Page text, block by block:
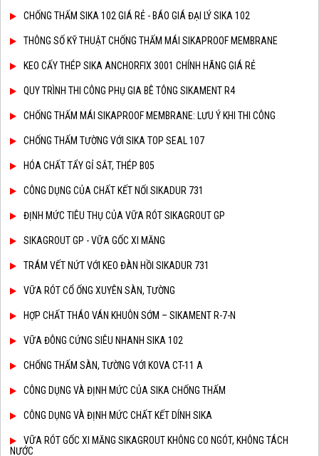
CHỐNG THẤM SIKA 102 GIÁ RẺ - BÁO GIÁ ĐẠI LÝ SIKA 102
THÔNG SỐ KỸ THUẬT CHỐNG THẤM MÁI SIKAPROOF MEMBRANE
KEO CẤY THÉP SIKA ANCHORFIX 3001 CHÍNH HÃNG GIÁ RẺ
QUY TRÌNH THI CÔNG PHỤ GIA BÊ TÔNG SIKAMENT R4
CHỐNG THẤM MÁI SIKAPROOF MEMBRANE: LƯU Ý KHI THI CÔNG
CHỐNG THẤM TƯỜNG VỚI SIKA TOP SEAL 107
HÓA CHẤT TẨY GỈ SẮT, THÉP B05
CÔNG DỤNG CỦA CHẤT KẾT NỐI SIKADUR 731
ĐỊNH MỨC TIÊU THỤ CỦA VỮA RÓT SIKAGROUT GP
SIKAGROUT GP - VỮA GỐC XI MĂNG
TRÁM VẾT NỨT VỚI KEO ĐÀN HỒI SIKADUR 731
VỮA RÓT CỔ ỐNG XUYÊN SÀN, TƯỜNG
HỢP CHẤT THÁO VÁN KHUÔN SỚM – SIKAMENT R-7-N
VỮA ĐÔNG CỨNG SIÊU NHANH SIKA 102
CHỐNG THẤM SÀN, TƯỜNG VỚI KOVA CT-11 A
CÔNG DỤNG VÀ ĐỊNH MỨC CỦA SIKA CHỐNG THẤM
CÔNG DỤNG VÀ ĐỊNH MỨC CHẤT KẾT DÍNH SIKA
VỮA RÓT GỐC XI MĂNG SIKAGROUT KHÔNG CO NGÓT, KHÔNG TÁCH
NƯỚC